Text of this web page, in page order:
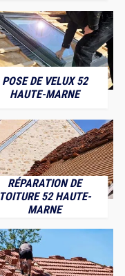
POSE DE VELUX 52
HAUTE-MARNE
RÉPARATION DE
TOITURE 52 HAUTE-
MARNE